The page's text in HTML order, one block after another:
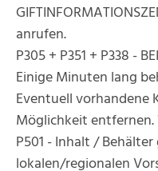
anrufen.
P305 + P351 + P338 -
Einige Minuten lang
Eventuell vorhandene
Möglichkeit
P501 - Inhalt /
lokalen/regionalen